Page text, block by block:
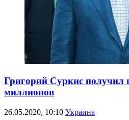
Григорий Суркис получил
миллионов
26.05.2020, 10:10 Украина